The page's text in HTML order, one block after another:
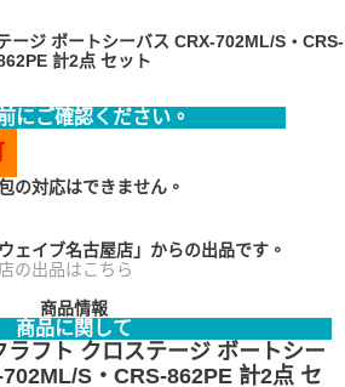
ージ ボートシーバス CRX-702ML/S・CRS-
計2点 セット
にご確認ください。
の対応はできません。
ェイブ名古屋店」からの出品です。
の出品はこちら
商品情報
商品に関して
ラフト クロステージ ボートシー
S・CRS-862PE 計2点 セ